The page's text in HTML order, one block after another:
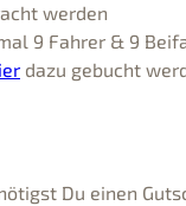
werden
9 Fahrer & 9
dazu gebucht
Du einen